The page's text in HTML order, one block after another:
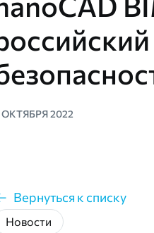
ОКТЯБРЯ 2022
Вернуться к списку
Новости